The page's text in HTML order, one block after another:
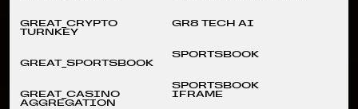
GREAT_CRYPTO
TURNKEY
GREAT_SPORTSBOOK
GREAT_CASINO
AGGREGATION
GR8 TECH AI
SPORTSBOOK
SPORTSBOOK
IFRAME